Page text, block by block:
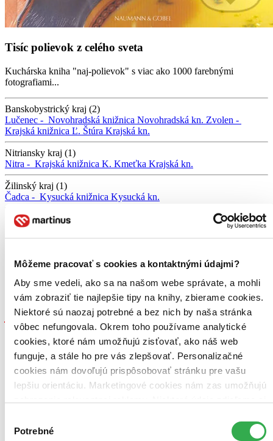
Môžeme pracovať s cookies a kontaktnými údajmi?
Aby sme vedeli, ako sa na našom webe správate, a mohli
vám zobraziť tie najlepšie tipy na knihy, zbierame cookies.
Niektoré sú naozaj potrebné a bez nich by naša stránka
vôbec nefungovala. Okrem toho používame analytické
cookies, ktoré nám umožňujú zisťovať, ako náš web
funguje, a stále ho pre vás zlepšovať. Personalizačné
cookies nám dovoľujú prispôsobovať stránku pre vašu
lepšiu orientáciu. Marketingové cookies nám zas umožňujú
používať všetky tieto cookies. Ďakujeme!
súhlasu
Potrebné
Tisíc polievok z celého sveta
Kuchárska kniha "naj-polievok" s viac ako 1000 farebnými
fotografiami...
Banskobystrický kraj (2)
Lučenec - Novohradská knižnica Novohradská kn. Zvolen -
Krajská knižnica Ľ. Štúra Krajská kn.
Nitriansky kraj (1)
Nitra - Krajská knižnica K. Kmeťka Krajská kn.
Žilinský kraj (1)
Čadca - Kysucká knižnica Kysucká kn.
Bratislavský kraj (0)
Košický kraj (0)
Prešovský kraj (0)
Trenčiansky kraj (0)
Trnavský kraj (0)
Zdroj informácií:Infogate.sk. Údaje hovoria o tom, že kniha je v
evidencii danej knižnice, môže však už byť aktuálne požičaná. Tu
zoznam všetkých viac ako 200 slovenských knižníc
ktorých máme údaje.
Naši škriatkovia odporúčajú